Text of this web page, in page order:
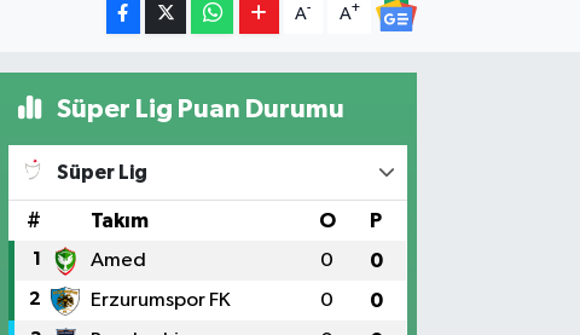
A- A+
Süper Lig Puan Durumu
Süper Lig
# Takım O P
1 Amed 0 0
2 Erzurumspor FK 0 0